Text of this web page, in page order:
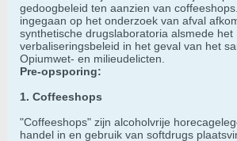
gedoogbeleid ten aanzien van
ingegaan op het onderzoek van afval
synthetische drugslaboratoria alsmede het
verbaliseringsbeleid in het geval van het
Opiumwet- en milieudelicten.
Pre-opsporing:
1. Coffeeshops
"Coffeeshops" zijn alcoholvrije
handel in en gebruik van softdrugs